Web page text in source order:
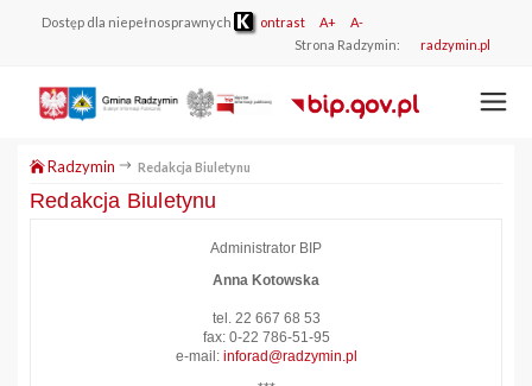
Dostęp dla niepełnosprawnych ontrast A+
A-
Strona Radzymin:
radzymin.pl
Radzymin Redakcja Biuletynu
Redakcja Biuletynu
Administrator BIP
Anna Kotowska
tel. 22 667 68 53
fax: 0-22 786-51-95
e-mail: inforad@radzymin.pl